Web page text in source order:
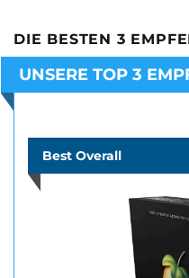
DIE BESTEN 3
UNSERE TOP 3
Best Overall